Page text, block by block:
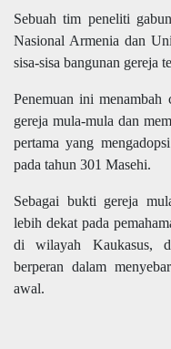
Sebuah tim peneliti
Nasional Armenia dan
sisa-sisa bangunan gereja
Penemuan ini menambah
gereja mula-mula dan
pertama yang
pada tahun 301 Masehi.
Sebagai bukti gereja
lebih dekat pada
di wilayah Kaukasus,
berperan dalam
awal.